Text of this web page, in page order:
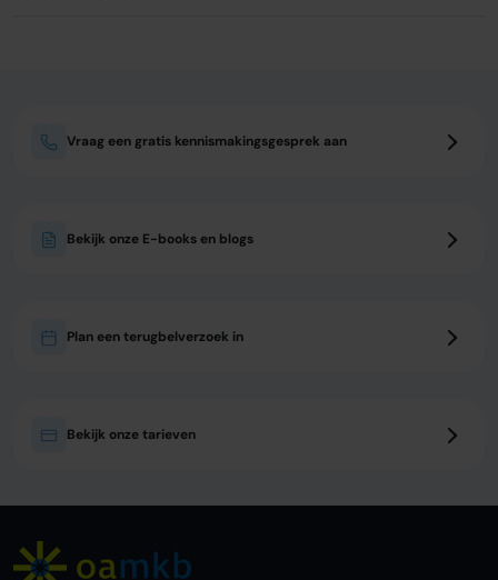
Vraag een gratis kennismakingsgesprek aan
Bekijk onze E-books en blogs
Plan een terugbelverzoek in
Bekijk onze tarieven